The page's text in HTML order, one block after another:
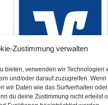
Zustimmung verwalten
bieten, verwenden wir Technologien
und/oder darauf zuzugreifen. Wenn
wir Daten wie das Surfverhalten
du deine Zustimmung nicht erteilst